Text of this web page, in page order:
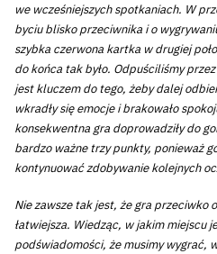
we wcześniejszych spotkaniach. W
byciu blisko przeciwnika i o
szybka czerwona kartka w drugiej
do końca tak było. Odpuściliśmy
jest kluczem do tego, żeby dalej
wkradły się emocje i brakowało
konsekwentna gra doprowadziły do
bardzo ważne trzy punkty, ponieważ
kontynuować zdobywanie kolejnych
Nie zawsze tak jest, że gra przeciwko
łatwiejsza. Wiedząc, w jakim miejscu
podświadomości, że musimy wygrać,